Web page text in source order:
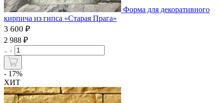
Форма для декоративного
кирпича из гипса «Старая Прага»
3 600 ₽
2 988 ₽
- 17%
ХИТ